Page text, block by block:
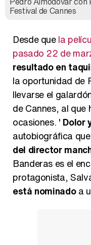
Festival de Cannes
Desde quela
pasado 22 de
resultado en
la oportunidad de
llevarse el
de Cannes, al que
ocasiones. ' Dolor
autobiográfica
del director
Banderas es el
protagonista,
está nominadoa